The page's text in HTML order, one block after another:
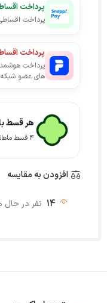
پرداخت
پرداخت
پرداخت
پرداخت
های عضو
هر قسط
۴ قسط ماهانه. بدون سود، چک و ضامن.
افزودن به مقایسه
14 نفر در